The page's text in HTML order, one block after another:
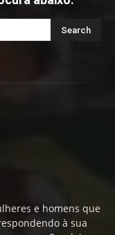
e homens que
à sua